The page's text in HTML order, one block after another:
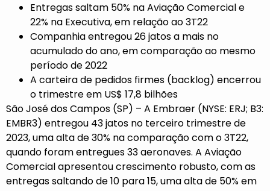
Entregas saltam 50% na Aviação Comercial e
22% na Executiva, em relação ao 3T22
Companhia entregou 26 jatos a mais no
acumulado do ano, em comparação ao mesmo
período de 2022
A carteira de pedidos firmes (backlog) encerrou
o trimestre em US$ 17,8 bilhões
São José dos Campos (SP) – A Embraer (NYSE: ERJ; B3:
EMBR3) entregou 43 jatos no terceiro trimestre de
2023, uma alta de 30% na comparação com o 3T22,
quando foram entregues 33 aeronaves. A Aviação
Comercial apresentou crescimento robusto, com as
entregas saltando de 10 para 15, uma alta de 50% em